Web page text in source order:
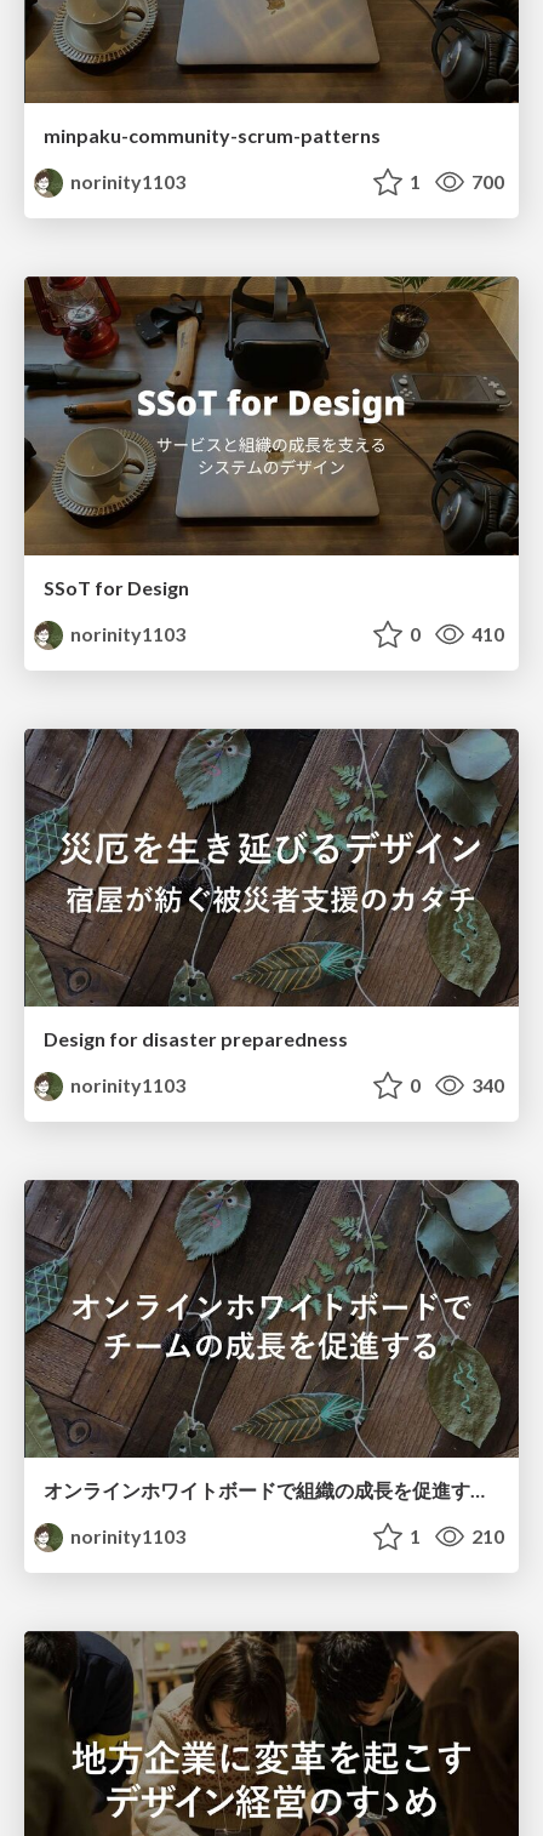
minpaku-community-scrum-patterns
norinity1103
1 700
SSoT for Design
norinity1103
0 410
Design for disaster preparedness
norinity1103
0 340
オンラインホワイトボードで組織の成長を促進する方法
norinity1103
1 210